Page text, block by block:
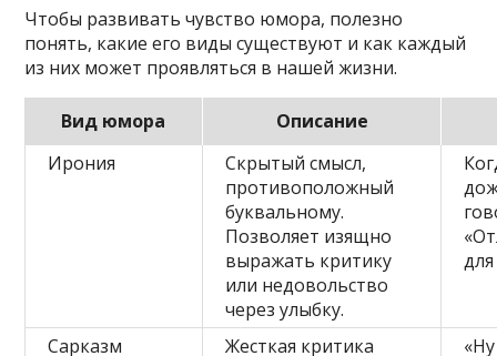
Чтобы развивать чувство юмора, полезно
понять, какие его виды существуют и как каждый
из них может проявляться в нашей жизни.
Вид юмора
Описание
Ирония
Скрытый смысл,
противоположный
буквальному.
Позволяет изящно
выражать критику
или недовольство
через улыбку.
Сарказм
Жесткая критика